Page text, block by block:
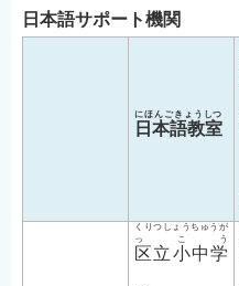
日本語サポート機関
日本語教室
にほんごきょうしつ
区立小中学
くりつしょうちゅうが
っこう